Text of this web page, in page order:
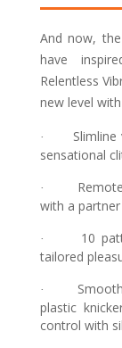
And now,
have
Relentless
new level
·
sensational
·
with a partner
·
10
tailored
·
plastic
control with